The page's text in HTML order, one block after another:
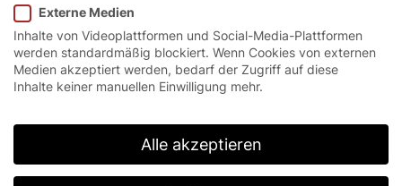
Energie clever sparen.
Das EFA-SST® N Therm kombiniert hohe
Wärmedämmung mit moderner Tortechnik für
Industrie und Gewerbe. Ideal für beheizte Hallen und
Betrieb entscheidend sind.
Externe Medien
Inhalte von Videoplattformen und Social-Media-Plattformen
werden standardmäßig blockiert. Wenn Cookies von externen
Medien akzeptiert werden, bedarf der Zugriff auf diese
Inhalte keiner manuellen Einwilligung mehr.
Alle akzeptieren